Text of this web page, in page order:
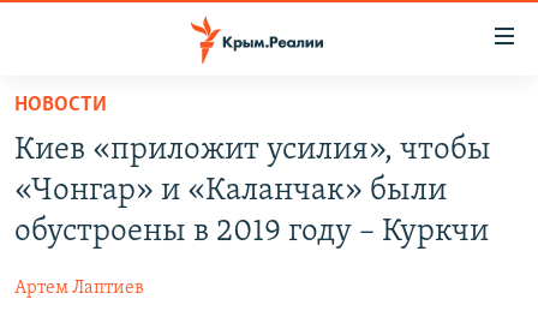
Вернуться
основному
содержанию
Вернутся
главной
навигации
СПЕЦПРОЕКТЫ
ГРУЗ 200
ВОДА
ЕЩЕ
НОВОСТИ
Киев «приложит усилия», чтобы
«Чонгар» и «Каланчак» были
обустроены в 2019 году – Куркчи
Артем Лаптиев